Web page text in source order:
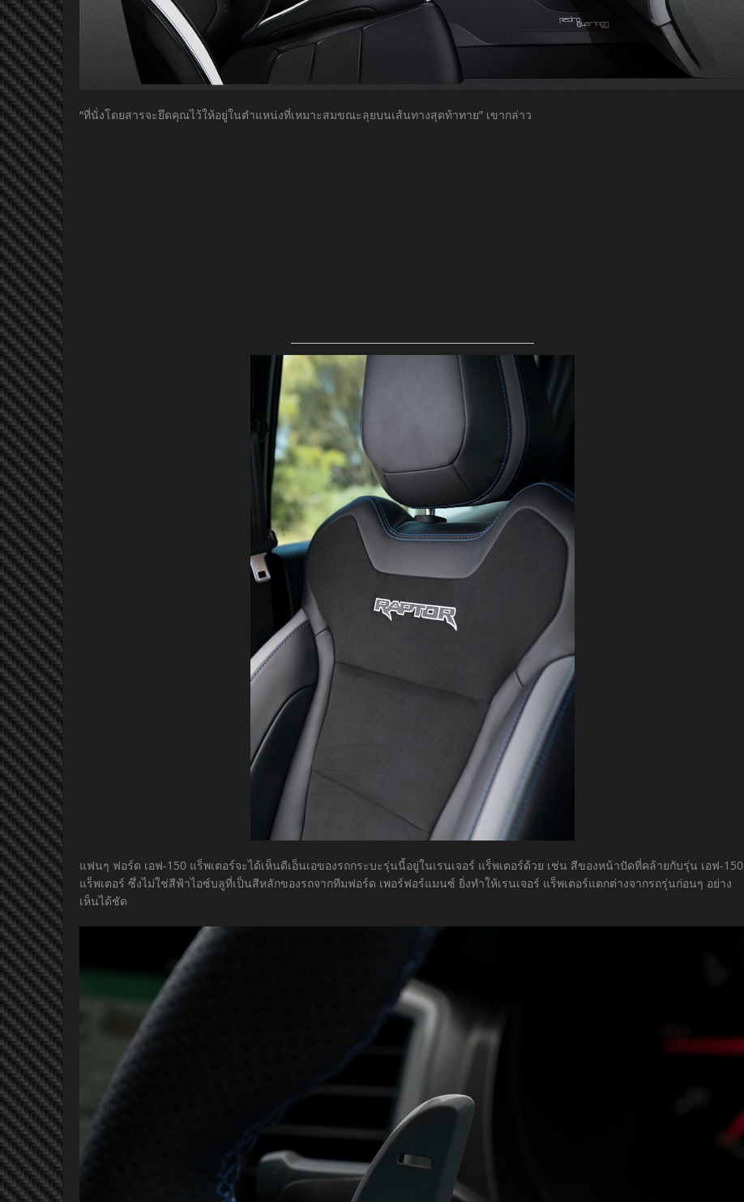
“ที่นั่งโดยสารจะยึดคุณไว้ให้อยู่ในตำแหน่งที่เหมาะสมขณะลุยบนเส้นทางสุดท้าทาย” เขากล่าว
แฟนๆ ฟอร์ด เอฟ-150 แร็พเตอร์จะได้เห็นดีเอ็นเอของรถกระบะรุ่นนี้อยู่ในเรนเจอร์ แร็พเตอร์ด้วย เช่น สีของหน้าปัดที่คล้ายกับรุ่น เอฟ-150
แร็พเตอร์ ซึ่งไม่ใช่สีฟ้าไอซ์บลูที่เป็นสีหลักของรถจากทีมฟอร์ด เพอร์ฟอร์แมนซ์ ยิ่งทำให้เรนเจอร์ แร็พเตอร์แตกต่างจากรถรุ่นก่อนๆ อย่าง
เห็นได้ชัด